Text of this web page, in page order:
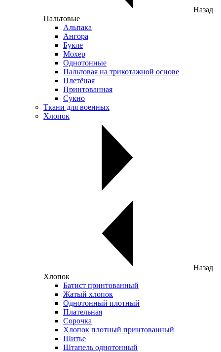
Назад
Пальтовые
Альпака
Ангора
Букле
Мохер
Однотонные
Пальтовая на трикотажной основе
Плетёная
Принтованная
Сукно
Ткани для военных
Хлопок
Назад
Хлопок
Батист принтованный
Жатый хлопок
Однотонный плотный
Плательная
Сорочка
Хлопок плотный принтованный
Шитье
Штапель однотонный